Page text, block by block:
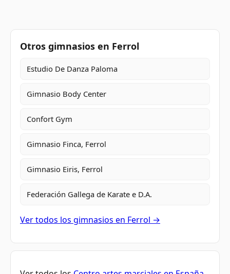
Otros gimnasios en Ferrol
Estudio De Danza Paloma
Gimnasio Body Center
Confort Gym
Gimnasio Finca, Ferrol
Gimnasio Eiris, Ferrol
Federación Gallega de Karate e D.A.
Ver todos los gimnasios en Ferrol →